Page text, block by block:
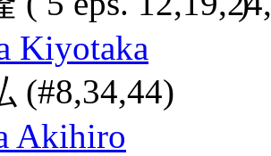
Kiyotaka
(#8,34,44)
Akihiro